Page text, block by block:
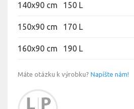
140x90 cm 150 L
150x90 cm 170 L
160x90 cm 190 L
Máte otázku k výrobku? Napíšte nám!